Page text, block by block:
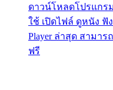
ดาวน์โหลดโปรแกรม
ใช้ เปิดไฟล์ ดูหนัง ฟั
Player ล่าสุด สามาร
ฟรี